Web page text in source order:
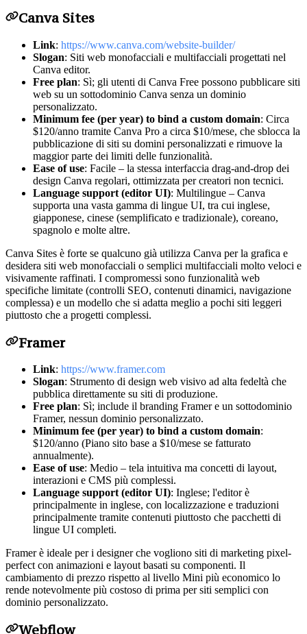
Canva Sites
Link: https://www.canva.com/website-builder/
Slogan: Siti web monofacciali e multifacciali progettati nel
Canva editor.
Free plan: Sì; gli utenti di Canva Free possono pubblicare siti
web su un sottodominio Canva senza un dominio
personalizzato.
Minimum fee (per year) to bind a custom domain: Circa
$120/anno tramite Canva Pro a circa $10/mese, che sblocca la
pubblicazione di siti su domini personalizzati e rimuove la
maggior parte dei limiti delle funzionalità.
Ease of use: Facile – la stessa interfaccia drag-and-drop dei
design Canva regolari, ottimizzata per creatori non tecnici.
Language support (editor UI): Multilingue – Canva
supporta una vasta gamma di lingue UI, tra cui inglese,
giapponese, cinese (semplificato e tradizionale), coreano,
spagnolo e molte altre.
Canva Sites è forte se qualcuno già utilizza Canva per la grafica e
desidera siti web monofacciali o semplici multifacciali molto veloci e
visivamente raffinati. I compromessi sono funzionalità web
specifiche limitate (controlli SEO, contenuti dinamici, navigazione
complessa) e un modello che si adatta meglio a pochi siti leggeri
piuttosto che a progetti complessi.
Framer
Link: https://www.framer.com
Slogan: Strumento di design web visivo ad alta fedeltà che
pubblica direttamente su siti di produzione.
Free plan: Sì; include il branding Framer e un sottodominio
Framer, nessun dominio personalizzato.
Minimum fee (per year) to bind a custom domain:
$120/anno (Piano sito base a $10/mese se fatturato
annualmente).
Ease of use: Medio – tela intuitiva ma concetti di layout,
interazioni e CMS più complessi.
Language support (editor UI): Inglese; l'editor è
principalmente in inglese, con localizzazione e traduzioni
principalmente tramite contenuti piuttosto che pacchetti di
lingue UI completi.
Framer è ideale per i designer che vogliono siti di marketing pixel-
perfect con animazioni e layout basati su componenti. Il
cambiamento di prezzo rispetto al livello Mini più economico lo
rende notevolmente più costoso di prima per siti semplici con
dominio personalizzato.
Webflow